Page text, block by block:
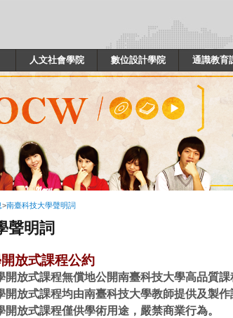
人文社會學院 數位設計學院 通識教育
>南臺科技大學聲明詞
聲明詞
放式課程公約
開放式課程無償地公開南臺科技大學高品質課
開放式課程均由南臺科技大學教師提供及製作
開放式課程僅供學術用途，嚴禁商業行為。